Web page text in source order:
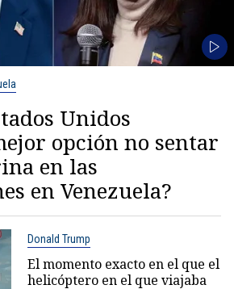
Unidos
opción no sentar
en las
en Venezuela?
Donald Trump
El momento exacto en el que el
helicóptero en el que viajaba